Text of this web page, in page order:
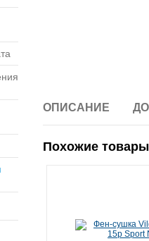
ОПИСАНИЕ
Похожие